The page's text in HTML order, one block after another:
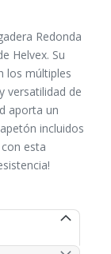
Redonda
Helvex. Su
los múltiples
versatilidad de
aporta un
incluidos
esta